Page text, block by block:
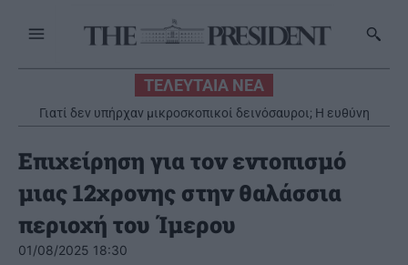
ΤΕΛΕΥΤΑΙΑ ΝΕΑ
Γιατί δεν υπήρχαν μικροσκοπικοί δεινόσαυροι; Η ευθύνη
βαραίνει τα θηλαστικά
Επιχείρηση για τον εντοπισμό
μιας 12χρονης στην θαλάσσια
περιοχή του Ίμερου
01/08/2025 18:30